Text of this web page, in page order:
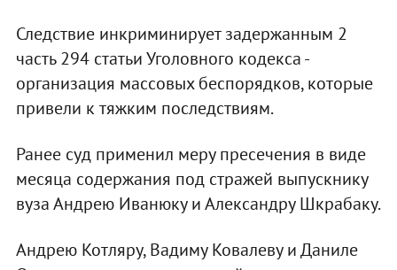
Следствие инкриминирует задержанным 2
часть 294 статьи Уголовного кодекса -
организация массовых беспорядков, которые
привели к тяжким последствиям.
Ранее суд применил меру пресечения в виде
месяца содержания под стражей выпускнику
вуза Андрею Иванюку и Александру Шкрабаку.
Андрею Котляру, Вадиму Ковалеву и Даниле